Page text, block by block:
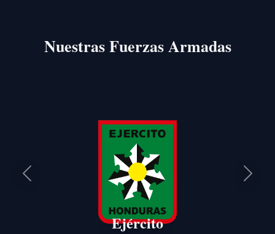
Nuestras Fuerzas Armadas
Ejército
Anterior